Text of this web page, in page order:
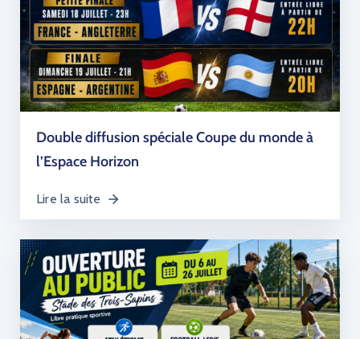
Double diffusion spéciale Coupe du monde à
l’Espace Horizon
Lire la suite